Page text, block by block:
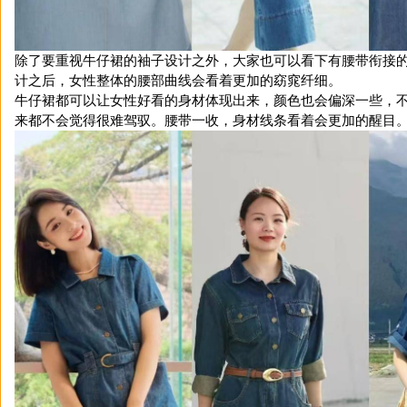
除了要重视牛仔裙的袖子设计之外，大家也可以看下有腰带衔接
计之后，女性整体的腰部曲线会看着更加的窈窕纤细。
牛仔裙都可以让女性好看的身材体现出来，颜色也会偏深一些，
来都不会觉得很难驾驭。腰带一收，身材线条看着会更加的醒目